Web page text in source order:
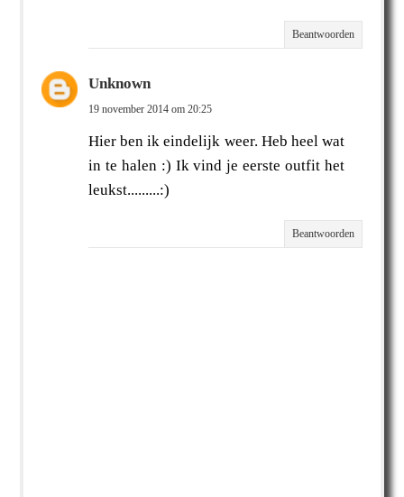
Beantwoorden
Unknown
19 november 2014 om 20:25
Hier ben ik eindelijk weer. Heb heel wat
in te halen :) Ik vind je eerste outfit het
leukst.........:)
Beantwoorden